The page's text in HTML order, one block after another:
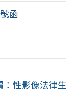
函
性影像法律